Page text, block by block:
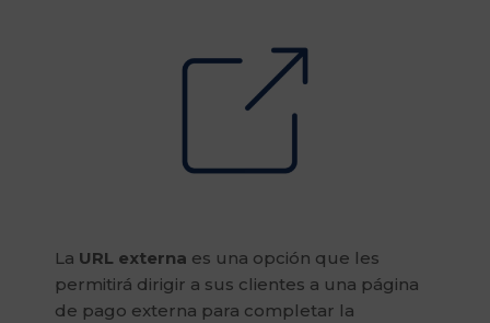
La URL externa es una opción que les
permitirá dirigir a sus clientes a una página
de pago externa para completar la